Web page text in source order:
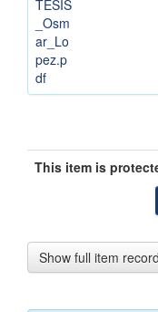
TESIS
_Osm
ar_Lo
pez.p
df
This item is
Show full item record